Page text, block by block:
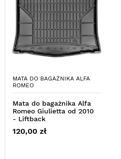
MATA DO BAGAŻNIKA ALFA
ROMEO
Mata do bagażnika Alfa
Romeo Giulietta od 2010
- Liftback
120,00 zł